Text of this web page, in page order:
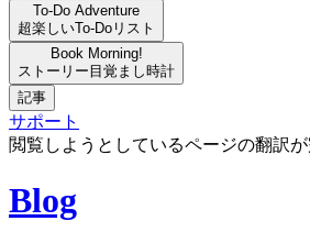
To-Do Adventure
超楽しいTo-Doリスト
Book Morning!
ストーリー目覚まし時計
記事
サポート
閲覧しようとしているページの翻訳
Blog